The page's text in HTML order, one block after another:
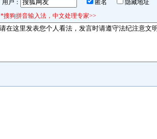
用户： 匿名 隐藏地址
*搜狗拼音输入法，中文处理专家>>